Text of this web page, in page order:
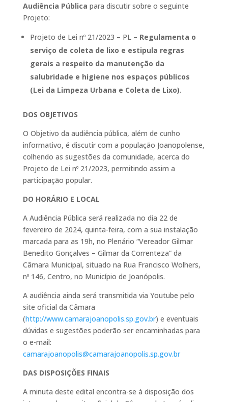
Audiência Pública para discutir sobre o seguinte
Projeto:
Projeto de Lei nº 21/2023 – PL – Regulamenta o
serviço de coleta de lixo e estipula regras
gerais a respeito da manutenção da
salubridade e higiene nos espaços públicos
(Lei da Limpeza Urbana e Coleta de Lixo).
DOS OBJETIVOS
O Objetivo da audiência pública, além de cunho
informativo, é discutir com a população Joanopolense,
colhendo as sugestões da comunidade, acerca do
Projeto de Lei nº 21/2023, permitindo assim a
participação popular.
DO HORÁRIO E LOCAL
A Audiência Pública será realizada no dia 22 de
fevereiro de 2024, quinta-feira, com a sua instalação
marcada para as 19h, no Plenário “Vereador Gilmar
Benedito Gonçalves – Gilmar da Correnteza” da
Câmara Municipal, situado na Rua Francisco Wolhers,
nº 146, Centro, no Município de Joanópolis.
A audiência ainda será transmitida via Youtube pelo
site oficial da Câmara
(http://www.camarajoanopolis.sp.gov.br) e eventuais
dúvidas e sugestões poderão ser encaminhadas para
o e-mail:
camarajoanopolis@camarajoanopolis.sp.gov.br
DAS DISPOSIÇÕES FINAIS
A minuta deste edital encontra-se à disposição dos